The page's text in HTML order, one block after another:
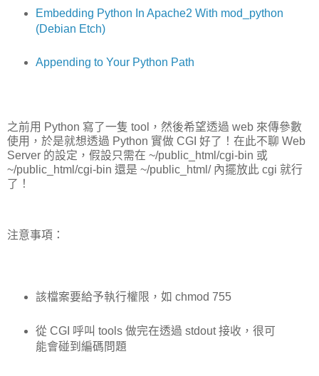
Embedding Python In Apache2 With mod_python
(Debian Etch)
Appending to Your Python Path
之前用 Python 寫了一隻 tool，然後希望透過 web 來傳參數
使用，於是就想透過 Python 實做 CGI 好了！在此不聊 Web
Server 的設定，假設只需在 ~/public_html/cgi-bin 或
~/public_html/cgi-bin 還是 ~/public_html/ 內擺放此 cgi 就行
了！
注意事項：
該檔案要給予執行權限，如 chmod 755
從 CGI 呼叫 tools 做完在透過 stdout 接收，很可
能會碰到編碼問題